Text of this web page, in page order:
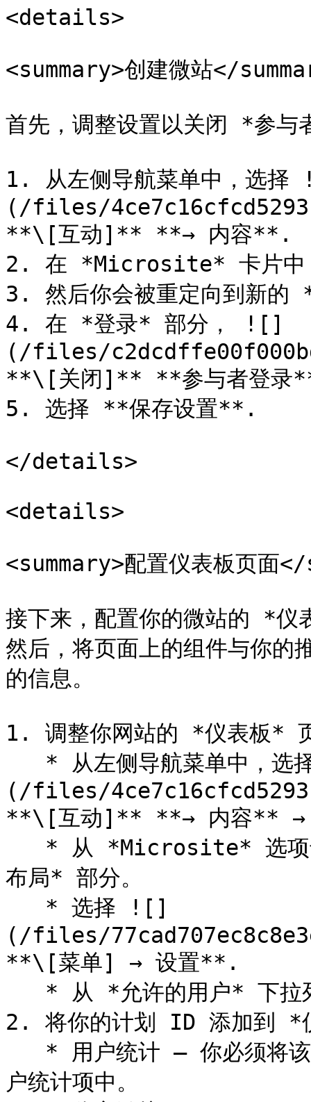
<details>
<summary>创建微站</
首先，调整设置以关闭 *参与
1. 从左侧导航菜单中，选
(/files/
**\[互动]** **→ 内容**.
2. 在 *Microsite* 卡片中
3. 然后你会被重定向到新的
4. 在 *登录* 部分， ![]
(/files/
**\[关闭]** **参与者登录
5. 选择 **保存设置**.
</details>
<details>
<summary>配置仪表板页面
接下来，配置你的微站的 *仪
然后，将页面上的组件与你的
的信息。
1. 调整你网站的 *仪表板*
(/files/
**\[互动]** **→ 内容** →
布局* 部分。
(/files/
**\[菜单] → 设置**.
2. 将你的计划 ID 添加到 *
户统计项中。